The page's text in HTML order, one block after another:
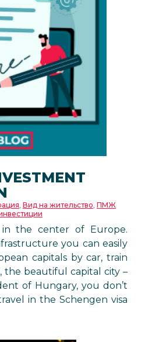
, Вид на жительство, ПМЖ
the center of Europe.
you can easily
capitals by car, train
the beautiful capital city –
of Hungary, you don’t
in the Schengen visa